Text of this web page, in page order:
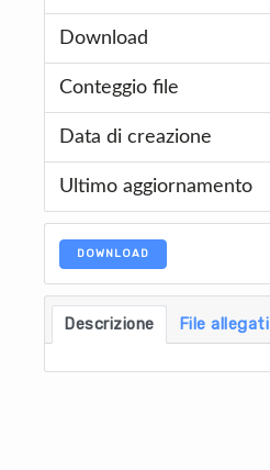
Download
Conteggio file
Data di creazione
Ultimo aggiornamento
DOWNLOAD
Descrizione File allegati